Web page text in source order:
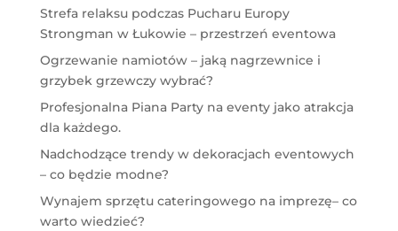
Strefa relaksu podczas Pucharu Europy
Strongman w Łukowie – przestrzeń eventowa
Ogrzewanie namiotów – jaką nagrzewnice i
grzybek grzewczy wybrać?
Profesjonalna Piana Party na eventy jako atrakcja
dla każdego.
Nadchodzące trendy w dekoracjach eventowych
– co będzie modne?
Wynajem sprzętu cateringowego na imprezę– co
warto wiedzieć?